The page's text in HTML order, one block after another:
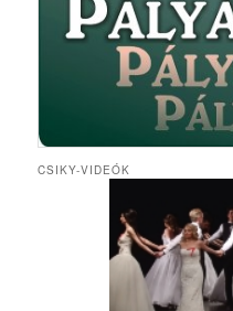
CSIKY-VIDEÓK